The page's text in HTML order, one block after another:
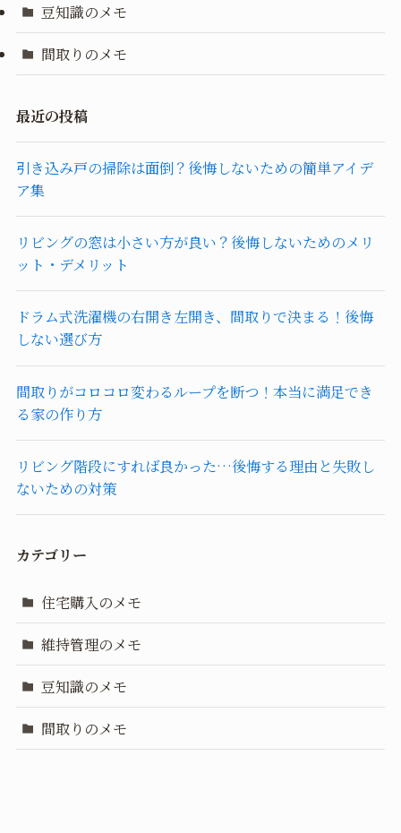
豆知識のメモ
間取りのメモ
最近の投稿
引き込み戸の掃除は面倒？後悔しないための簡単アイデ
ア集
リビングの窓は小さい方が良い？後悔しないためのメリ
ット・デメリット
ドラム式洗濯機の右開き左開き、間取りで決まる！後悔
しない選び方
間取りがコロコロ変わるループを断つ！本当に満足でき
る家の作り方
リビング階段にすれば良かった…後悔する理由と失敗し
ないための対策
カテゴリー
住宅購入のメモ
維持管理のメモ
豆知識のメモ
間取りのメモ